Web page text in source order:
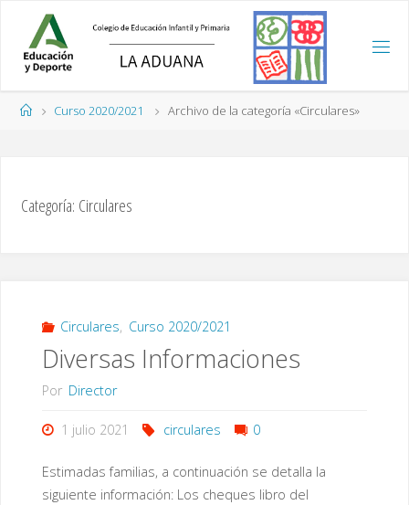
contenido
PáginaCurso 2020/2021 Archivo de la categoría «Circulares»
Categoría: Circulares
Circulares, Curso 2020/2021
Diversas Informaciones
Por Director
1 julio 2021 circulares 0
Estimadas familias, a continuación se detalla la
siguiente información: Los cheques libro del